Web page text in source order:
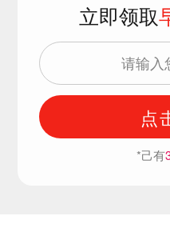
立即领取
点
*己有